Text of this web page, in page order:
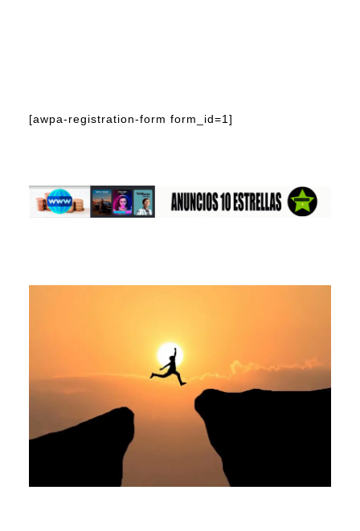
[awpa-registration-form form_id=1]